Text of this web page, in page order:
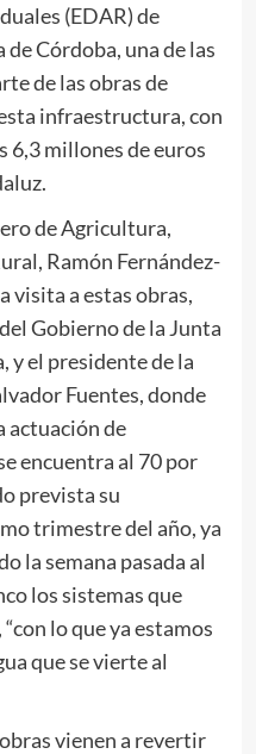
(EDAR) de
Córdoba, una de las
de las obras de
infraestructura, con
6,3 millones de euros
de Agricultura,
Ramón Fernández-
visita a estas obras,
Gobierno de la Junta
y el presidente de la
Fuentes, donde
actuación de
encuentra al 70 por
prevista su
trimestre del año, ya
la semana pasada al
los sistemas que
lo que ya estamos
que se vierte al
vienen a revertir